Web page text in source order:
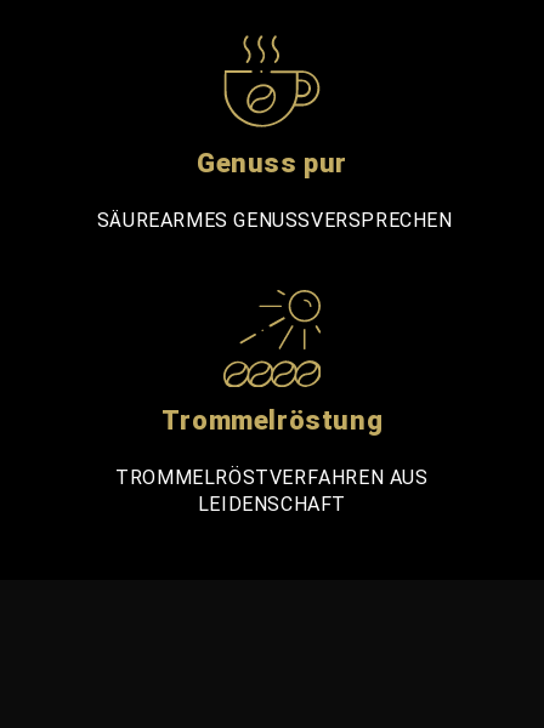
Genuss pur
SÄUREARMES GENUSSVERSPRECHEN
Trommelröstung
TROMMELRÖSTVERFAHREN AUS
LEIDENSCHAFT